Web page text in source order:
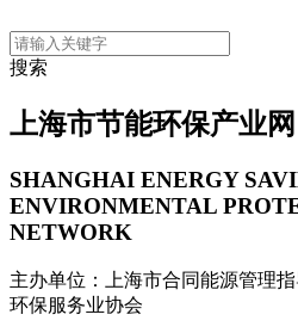
搜索
上海市节能环保产业网
SHANGHAI ENERGY
ENVIRONMENTAL
NETWORK
主办单位：上海市合同能源管理
环保服务业协会